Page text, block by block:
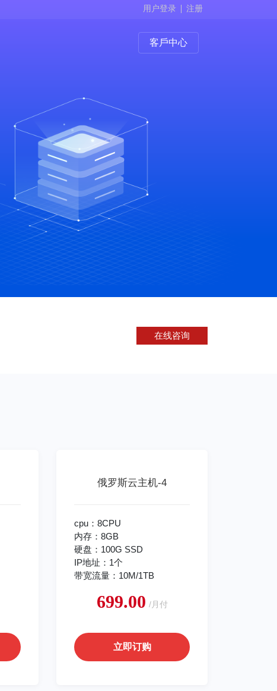
用户登录 注册
客戶中心
在线咨询
俄罗斯云主机-4
cpu：8CPU
内存：8GB
硬盘：100G SSD
IP地址：1个
带宽流量：10M/1TB
699.00 /月付
立即订购